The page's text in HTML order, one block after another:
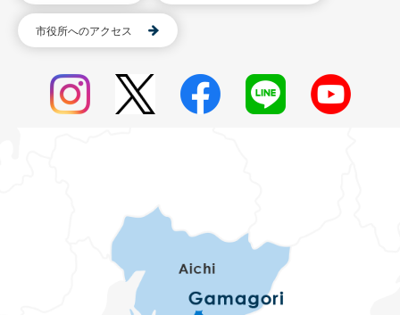
市役所へのアクセス